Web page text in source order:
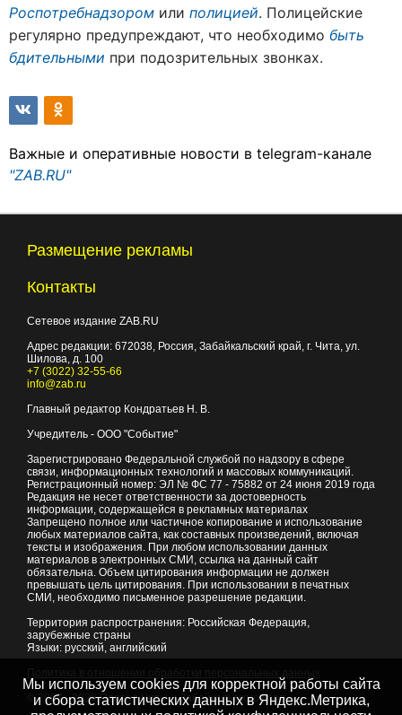
Роспотребнадзором или полицией. Полицейские
регулярно предупреждают, что необходимо быть
бдительными при подозрительных звонках.
Важные и оперативные новости в telegram-канале
"ZAB.RU"
Размещение рекламы
Контакты
Сетевое издание ZAB.RU
Адрес редакции: 672038 , Россия, Забайкальский край, г. Чита ул.
Шилова, д. 100
+7 (3022) 32-55-66
info@zab.ru
Главный редактор Кондратьев Н. В.
Учредитель - ООО "Событие"
Зарегистрировано Федеральной службой по надзору в сфере
связи, информационных технологий и массовых коммуникаций.
Регистрационный номер: ЭЛ № ФС 77 - 75882 от 24 июня 2019 года
Редакция не несет ответственности за достоверность
информации, содержащейся в рекламных материалах
Запрещено полное или частичное копирование и использование
любых материалов сайта, как составных произведений, включая
тексты и изображения. При любом использовании данных
материалов в электронных СМИ, ссылка на данный сайт
обязательна. Объем цитирования информации не должен
превышать цель цитирования. При использовании в печатных
СМИ, необходимо письменное разрешение редакции.
Территория распространения: Российская Федерация,
зарубежные страны
Языки: русский, английский
© 2007 - 2026Портал Читы и Забайкальского края
Мы используем cookies для корректной работы сайта
и сбора статистических данных в Яндекс.Метрика,